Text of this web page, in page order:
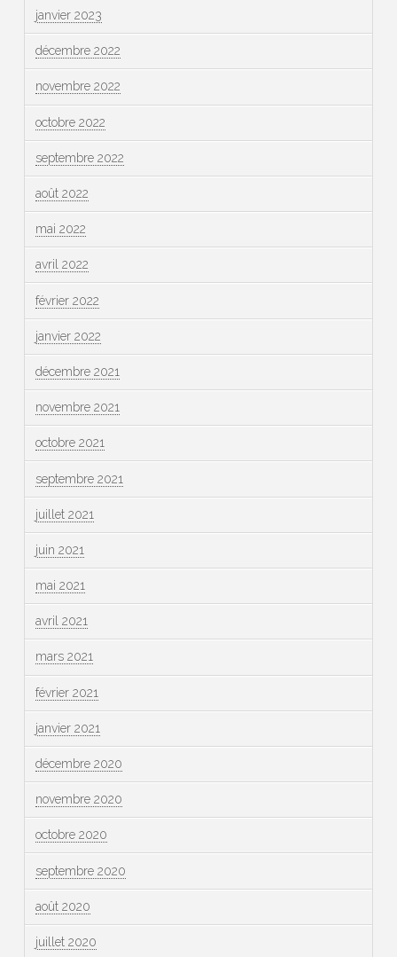
janvier 2023
décembre 2022
novembre 2022
octobre 2022
septembre 2022
août 2022
mai 2022
avril 2022
février 2022
janvier 2022
décembre 2021
novembre 2021
octobre 2021
septembre 2021
juillet 2021
juin 2021
mai 2021
avril 2021
mars 2021
février 2021
janvier 2021
décembre 2020
novembre 2020
octobre 2020
septembre 2020
août 2020
juillet 2020